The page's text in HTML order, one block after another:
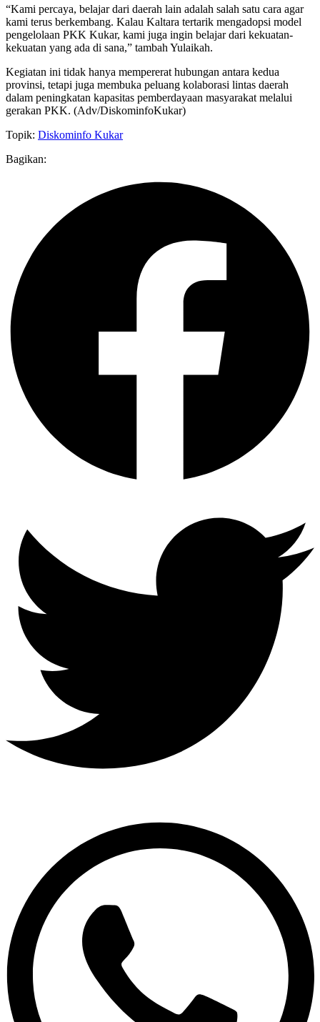
“Kami percaya, belajar dari daerah lain adalah salah satu cara agar
kami terus berkembang. Kalau Kaltara tertarik mengadopsi model
pengelolaan PKK Kukar, kami juga ingin belajar dari kekuatan-
kekuatan yang ada di sana,” tambah Yulaikah.
Kegiatan ini tidak hanya mempererat hubungan antara kedua
provinsi, tetapi juga membuka peluang kolaborasi lintas daerah
dalam peningkatan kapasitas pemberdayaan masyarakat melalui
gerakan PKK. (Adv/DiskominfoKukar)
Topik: Diskominfo Kukar
Bagikan: